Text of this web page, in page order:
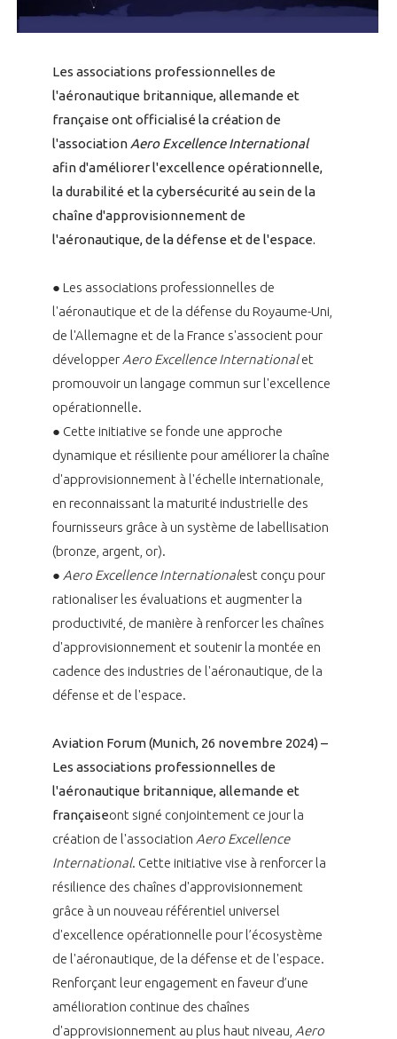
COMMISSIONS ET COMITÉS
POURQUOI DEVENIR MEMBRE ?
LE MÉDIATEUR DE LA FILIÈRE AÉRONAUTIQUE ET SPATIALE
MÉDIATION ET CHARTE D’ENGAGEMENT SUR LES RELATIONS ENTRE
CLIENTS ET FOURNISSEURS
LA MÉDIATION AU-DELÀ DE LA FILIÈRE AÉRONAUTIQUE ET SPATIALE
PRENDRE CONTACT AVEC LE MÉDIATEUR DE LA FILIÈRE
L'OBSERVATOIRE
CHIFFRES CLÉS
LES ENJEUX
COMPÉTITIVITÉ
ENVIRONNEMENT
INNOVATION
INTERNATIONALISATION
LES PUBLICATIONS
DOCUMENTS & BROCHURES
RAPPORTS D'ACTIVITÉS
Les associations professionnelles de
l'aéronautique britannique, allemande et
française ont officialisé la création de
l'association Aero Excellence International
afin d'améliorer l'excellence opérationnelle,
la durabilité et la cybersécurité au sein de la
chaîne d'approvisionnement de
l'aéronautique, de la défense et de l'espace.
● Les associations professionnelles de
l'aéronautique et de la défense du Royaume-Uni,
de l'Allemagne et de la France s'associent pour
développer Aero Excellence Internationalet
promouvoir un langage commun sur l'excellence
opérationnelle.
● Cette initiative se fonde une approche
dynamique et résiliente pour améliorer la chaîne
d'approvisionnement à l'échelle internationale,
en reconnaissant la maturité industrielle des
fournisseurs grâce à un système de labellisation
(bronze, argent, or).
● Aero Excellence Internationalest conçu pour
rationaliser les évaluations et augmenter la
productivité, de manière à renforcer les chaînes
d'approvisionnement et soutenir la montée en
cadence des industries de l'aéronautique, de la
défense et de l'espace.
Aviation Forum (Munich, 26 novembre 2024) –
Les associations professionnelles de
l'aéronautique britannique, allemande et
françaiseont signé conjointement ce jour la
création de l'association Aero Excellence
International. Cette initiative vise à renforcer la
résilience des chaînes d'approvisionnement
grâce à un nouveau référentiel universel
d'excellence opérationnelle pour l’écosystème
de l'aéronautique, de la défense et de l'espace.
Renforçant leur engagement en faveur d’une
amélioration continue des chaînes
d'approvisionnement au plus haut niveau, Aero
programmes ...